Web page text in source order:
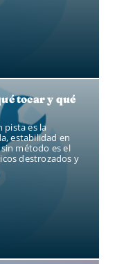
tocar y qué
pista es la
estabilidad en
método es el
destrozados y